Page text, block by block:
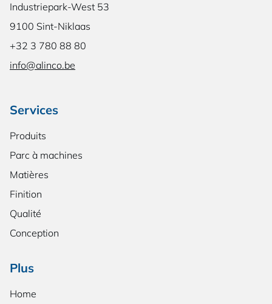
Industriepark-West 53
9100 Sint-Niklaas
+32 3 780 88 80
info@alinco.be
Services
Produits
Parc à machines
Matières
Finition
Qualité
Conception
Plus
Home